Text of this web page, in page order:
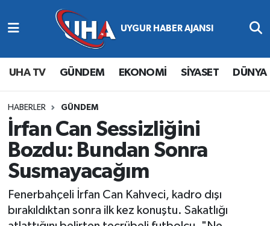
UHA TV GÜNDEM EKONOMİ SİYASET DÜNYA
HABERLER GÜNDEM
İrfan Can Sessizliğini
Bozdu: Bundan Sonra
Susmayacağım
Fenerbahçeli İrfan Can Kahveci, kadro dışı
bırakıldıktan sonra ilk kez konuştu. Sakatlığı
Abone Ol
Gündem
Ekonomi
Magazin
Siyaset
Spor
Nöbetçi Eczaneler
Hava Durumu
Namaz Vakitleri
Trafik Durumu
Süper Lig Puan Durumu ve Fikstür
Tüm Manşetler